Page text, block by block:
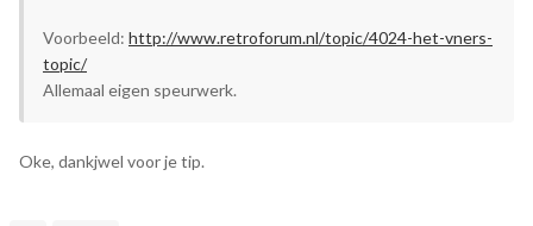
Voorbeeld: http://www.retroforum.nl/topic/4024-het-vners-
topic/
Allemaal eigen speurwerk.
Oke, dankjwel voor je tip.